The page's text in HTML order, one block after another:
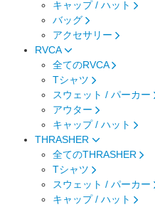
キャップ / ハット
バッグ
アクセサリー
RVCA
全てのRVCA
Tシャツ
スウェット / パーカー
アウター
キャップ / ハット
THRASHER
全てのTHRASHER
Tシャツ
スウェット / パーカー
キャップ / ハット